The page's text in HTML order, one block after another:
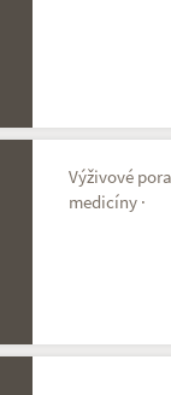
Výživové
medicíny ·